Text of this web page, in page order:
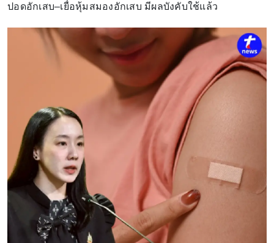
ปอดอักเสบ–เยื่อหุ้มสมองอักเสบ มีผลบังคับใช้แล้ว